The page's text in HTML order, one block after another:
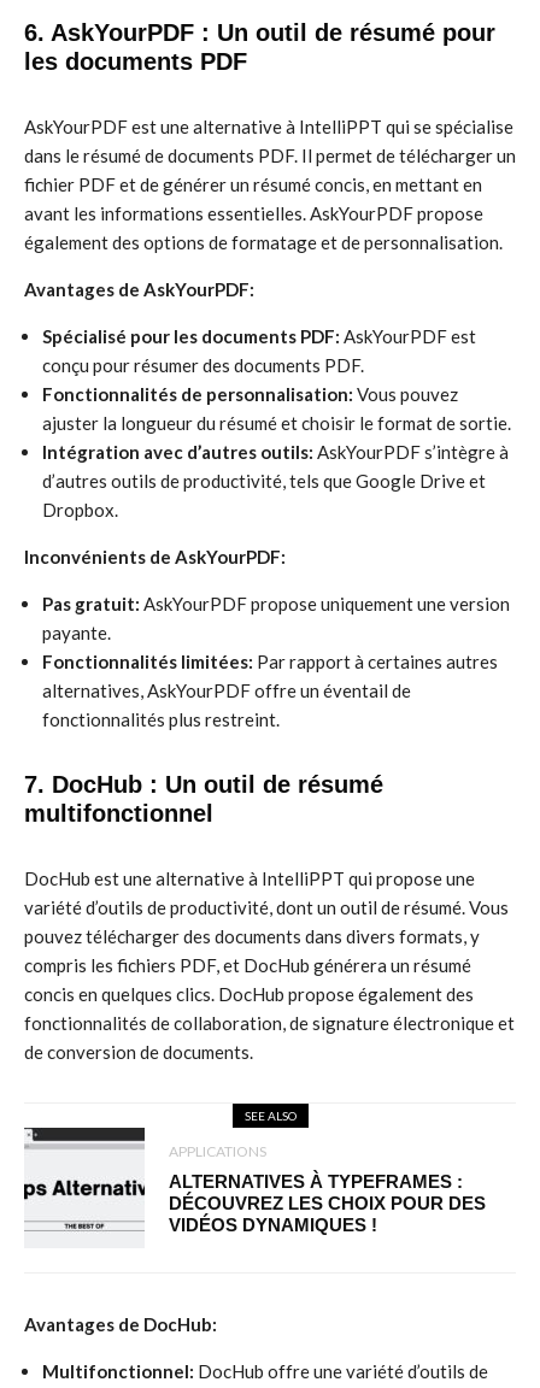
6. AskYourPDF : Un outil de résumé pour
les documents PDF
AskYourPDF est une alternative à IntelliPPT qui se spécialise
dans le résumé de documents PDF. Il permet de télécharger un
fichier PDF et de générer un résumé concis, en mettant en
avant les informations essentielles. AskYourPDF propose
également des options de formatage et de personnalisation.
Avantages de AskYourPDF:
Spécialisé pour les documents PDF: AskYourPDF est
conçu pour résumer des documents PDF.
Fonctionnalités de personnalisation: Vous pouvez
ajuster la longueur du résumé et choisir le format de sortie.
Intégration avec d’autres outils: AskYourPDF s’intègre à
d’autres outils de productivité, tels que Google Drive et
Dropbox.
Inconvénients de AskYourPDF:
Pas gratuit: AskYourPDF propose uniquement une version
payante.
Fonctionnalités limitées: Par rapport à certaines autres
alternatives, AskYourPDF offre un éventail de
fonctionnalités plus restreint.
7. DocHub : Un outil de résumé
multifonctionnel
DocHub est une alternative à IntelliPPT qui propose une
variété d’outils de productivité, dont un outil de résumé. Vous
pouvez télécharger des documents dans divers formats, y
compris les fichiers PDF, et DocHub générera un résumé
concis en quelques clics. DocHub propose également des
fonctionnalités de collaboration, de signature électronique et
de conversion de documents.
SEE ALSO
APPLICATIONS
ALTERNATIVES À TYPEFRAMES :
DÉCOUVREZ LES CHOIX POUR DES
VIDÉOS DYNAMIQUES !
Avantages de DocHub:
Multifonctionnel: DocHub offre une variété d’outils de